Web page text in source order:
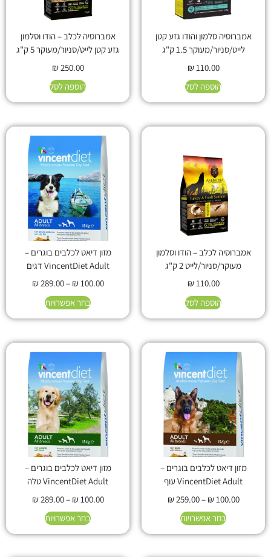
אמברוסיה סלמון והודו גזע קטן
לייט/סניור/מעוקר 1.5 ק"ג
₪110.00
הוספה לסל
אמברוסיה לכלב – הודו וסלמון
גזע קטן לייט/סניור/מעוקר 5 ק"ג
₪250.00
הוספה לסל
אמברוסיה לכלב – הודו וסלמון
מעוקר/סניור/לייט 2 ק"ג
₪110.00
הוספה לסל
מזון דיאט לכלבים בוגרים –
VincentDiet Adult דגים
₪100.00
–
₪289.00
בחר אפשרויות
מזון דיאט לכלבים בוגרים –
VincentDiet Adult עוף
₪100.00
–
₪259.00
בחר אפשרויות
מזון דיאט לכלבים בוגרים –
VincentDiet Adult טלה
₪100.00
–
₪289.00
בחר אפשרויות